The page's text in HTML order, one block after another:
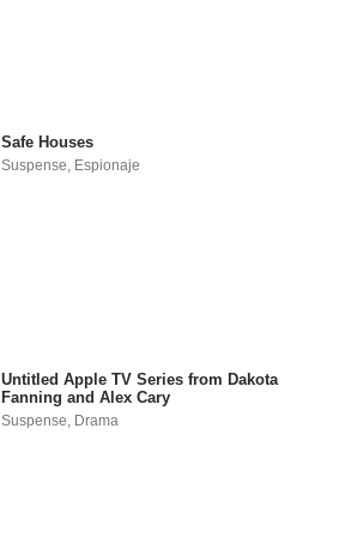
Safe Houses
Suspense, Espionaje
Untitled Apple TV Series from Dakota
Fanning and Alex Cary
Suspense, Drama